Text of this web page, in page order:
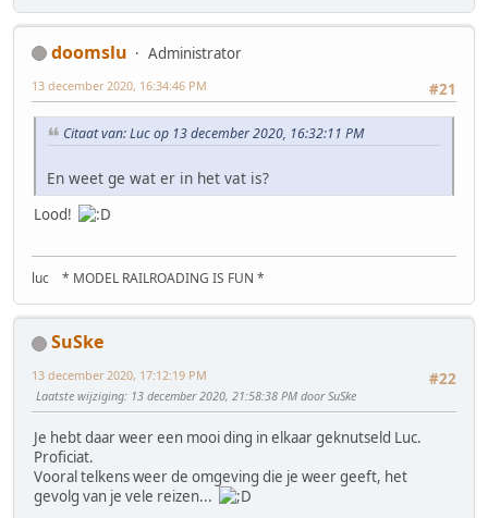
doomslu
Administrator
#21
13 december 2020, 16:34:46 PM
Citaat van: Luc op 13 december 2020, 16:32:11 PM
En weet ge wat er in het vat is?
Lood!
luc * MODEL RAILROADING IS FUN *
SuSke
#22
13 december 2020, 17:12:19 PM
Laatste wijziging: 13 december 2020, 21:58:38 PM door SuSke
Je hebt daar weer een mooi ding in elkaar geknutseld Luc.
Proficiat.
Vooral telkens weer de omgeving die je weer geeft, het
gevolg van je vele reizen...